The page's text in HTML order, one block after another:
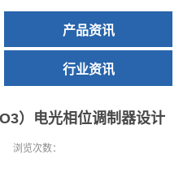
产品资讯
行业资讯
）电光相位调制器设计
浏览次数：